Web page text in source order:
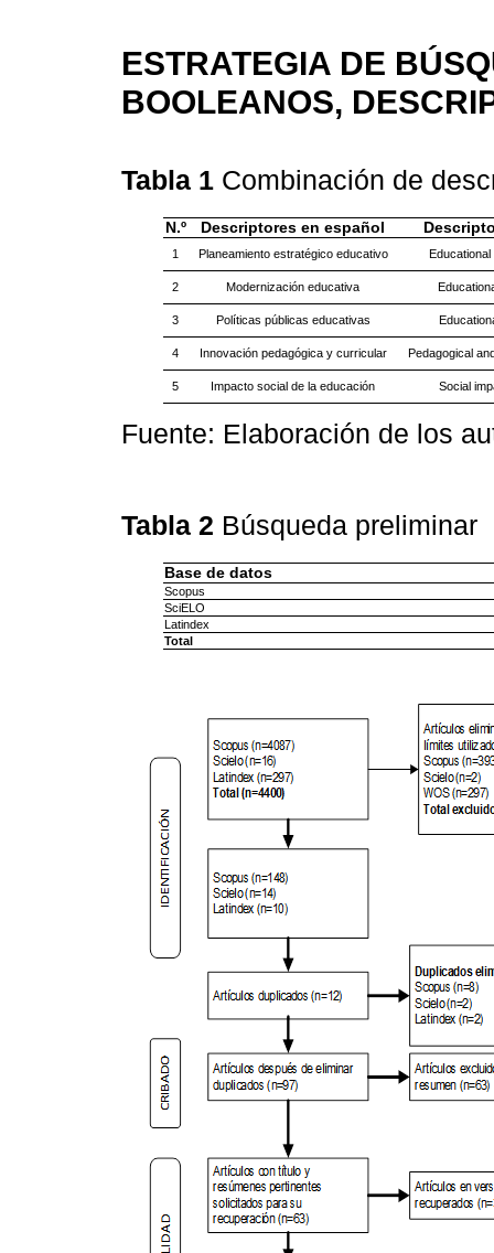
ESTRATEGIA DE
BOOLEANOS,
Tabla 1 Combinación de
N.º Descriptores en español
1 Planeamiento estratégico educativo
2 Modernización educativa
3 Políticas públicas educativas
4 Innovación pedagógica y curricular Pedagogical
5 Impacto social de la educación Social
Fuente: Elaboración de los
Tabla 2 Búsqueda preliminar
Base de datos
Scopus
SciELO
Latindex
Total